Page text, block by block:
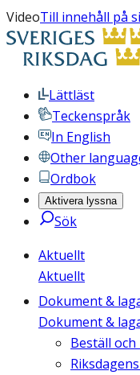
VideoTill innehåll på
Lättläst
Teckenspråk
In English
Other
Ordbok
Aktivera lyssna
Sök
Aktuellt
Aktuellt
Dokument &
Dokument &
Beställ